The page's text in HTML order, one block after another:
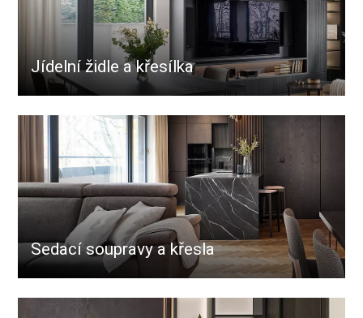
Jídelní židle a křesílka
Sedací soupravy a křesla